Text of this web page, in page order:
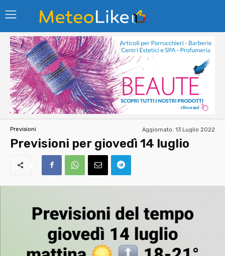
Previsioni Aggiornato: 13 Luglio 2022
Previsioni per giovedì 14 luglio